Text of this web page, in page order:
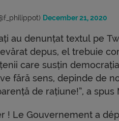
December 21, 2020
au denunțat textul pe
depus, el trebuie
care susțin
fără sens, depinde de
de rațiune!”, a spus
! Le Gouvernement a